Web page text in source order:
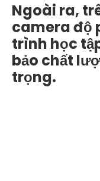
Ngoài ra,
camera độ
trình học
bảo chất
trọng.